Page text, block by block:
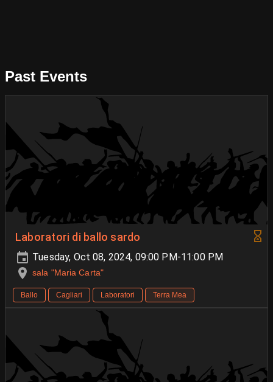
Past Events
Laboratori di ballo sardo
Tuesday, Oct 08, 2024, 09:00 PM-11:00 PM
sala "Maria Carta"
Ballo Cagliari Laboratori Terra Mea